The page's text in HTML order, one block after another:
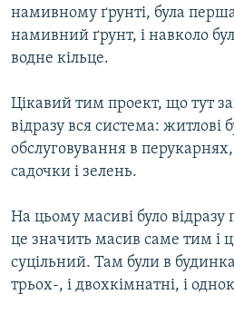
намивному ґрунті, була
намивний ґрунт, і навколо
водне кільце.
Цікавий тим проект, що тут
відразу вся система: житлові
обслуговування в
садочки і зелень.
На цьому масиві було
це значить масив саме тим і
суцільний. Там були в
трьох-, і двохкімнатні, і